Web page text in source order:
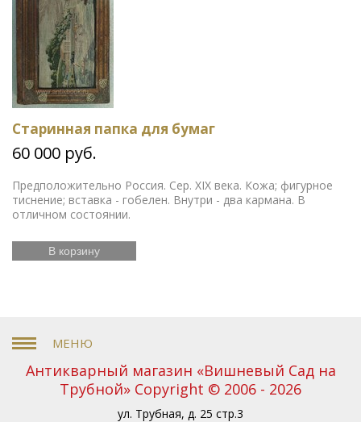
Старинная папка для бумаг
60 000 руб.
Предположительно Россия. Сер. XIX века. Кожа; фигурное
тиснение; вставка - гобелен. Внутри - два кармана. В
отличном состоянии.
В корзину
Антикварный магазин «Вишневый Сад на
Трубной» Copyright © 2006 - 2026
ул. Трубная, д. 25 стр.3